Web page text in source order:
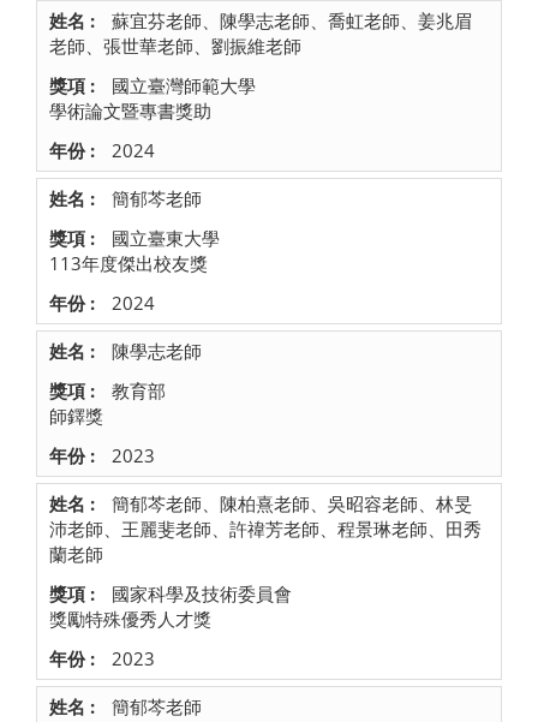
蘇宜芬老師、陳學志老師、喬虹老師、姜兆眉
老師、張世華老師、劉振維老師
國立臺灣師範大學
學術論文暨專書獎助
2024
簡郁芩老師
國立臺東大學
113年度傑出校友獎
2024
陳學志老師
教育部
師鐸獎
2023
簡郁芩老師、陳柏熹老師、吳昭容老師、林旻
沛老師、王麗斐老師、許禕芳老師、程景琳老師、田秀
蘭老師
國家科學及技術委員會
獎勵特殊優秀人才獎
2023
簡郁芩老師